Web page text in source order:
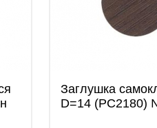
Заглушка
D=14 (РС2180)